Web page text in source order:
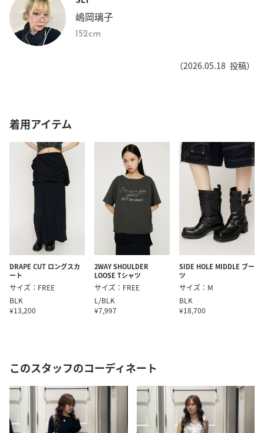
嶋岡璃子
152cm
（2026.05.18 投稿）
着用アイテム
DRAPE CUT ロングスカ
ート
サイズ：FREE
BLK
¥13,200
2WAY SHOULDER
LOOSE Tシャツ
サイズ：FREE
L/BLK
¥7,997
SIDE HOLE MIDDLE ブー
ツ
サイズ：M
BLK
¥18,700
このスタッフのコーディネート